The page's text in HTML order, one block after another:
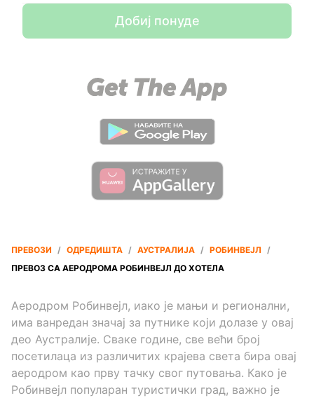
Добиј понуде
ПРЕВОЗИ / ОДРЕДИШТА / АУСТРАЛИЈА / РОБИНВЕЈЛ /
ПРЕВОЗ СА АЕРОДРОМА РОБИНВЕЈЛ ДО ХОТЕЛА
Аеродром Робинвејл, иако је мањи и регионални,
има ванредан значај за путнике који долазе у овај
део Аустралије. Сваке године, све већи број
посетилаца из различитих крајева света бира овај
аеродром као прву тачку свог путовања. Како је
Робинвејл популаран туристички град, важно је